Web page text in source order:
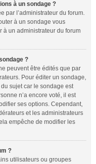
à un sondage ?
par l’administrateur du forum.
à un sondage vous
à un administrateur du forum
?
peuvent être édités que par
Pour éditer un sondage,
sujet car le sondage est
n’a encore voté, il est
ses options. Cependant,
et les administrateurs
empêche de modifier les
?
utilisateurs ou groupes